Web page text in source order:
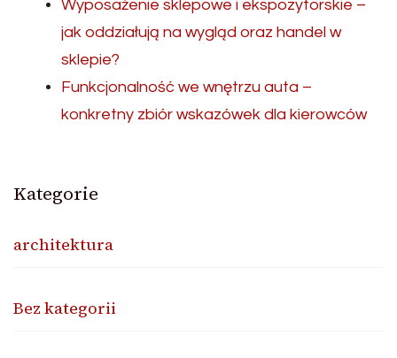
Wyposażenie sklepowe i ekspozytorskie –
jak oddziałują na wygląd oraz handel w
sklepie?
Funkcjonalność we wnętrzu auta –
konkretny zbiór wskazówek dla kierowców
Kategorie
architektura
Bez kategorii